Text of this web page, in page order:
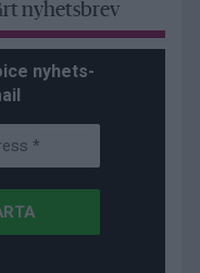
nyhetsbrev
nyhets-